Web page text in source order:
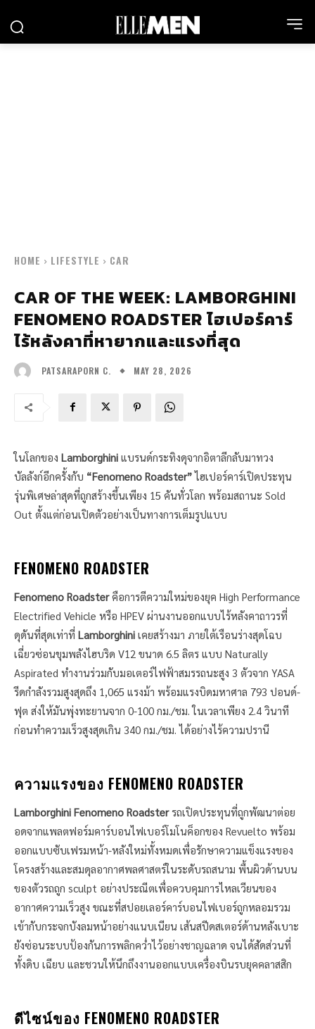
HOME LIFESTYLE CAR
CAR OF THE WEEK: LAMBORGHINI
FENOMENO ROADSTER ไฮเปอร์คาร์
ไร้หลังคาที่หายากและแรงที่สุด
PATSARAPORN C. MAY 28, 2026
ในโลกของ Lamborghini แบรนด์กระทิงดุจากอิตาลีกลับมาทวง
บัลลังก์อีกครั้งกับ “Fenomeno Roadster”ไฮเปอร์คาร์เปิดประทุน
รุ่นพิเศษล่าสุดที่ถูกสร้างขึ้นเพียง 15 คันทั่วโลก พร้อมสถานะ Sold
Out ตั้งแต่ก่อนเปิดตัวอย่างเป็นทางการเต็มรูปแบบ
FENOMENO ROADSTER
Fenomeno Roadsterคือการตีความใหม่ของยุค High Performance
Electrified Vehicle หรือ HPEV ผ่านงานออกแบบไร้หลังคาถาวรที่
ดุดันที่สุดเท่าที่ Lamborghini เคยสร้างมา ภายใต้เรือนร่างสุดโฉบ
เฉี่ยวซ่อนขุมพลังไฮบริด V12 ขนาด 6.5 ลิตร แบบ Naturally
Aspirated ทำงานร่วมกับมอเตอร์ไฟฟ้าสมรรถนะสูง 3 ตัวจาก YASA
รีดกำลังรวมสูงสุดถึง 1,065 แรงม้า พร้อมแรงบิดมหาศาล 793 ปอนด์-
ฟุต ส่งให้มันพุ่งทะยานจาก 0-100 กม./ชม. ในเวลาเพียง 2.4 วินาที
ก่อนทำความเร็วสูงสุดเกิน 340 กม./ชม. ได้อย่างไร้ความปรานี
ความแรงของ FENOMENO ROADSTER
Lamborghini Fenomeno Roadster รถเปิดประทุนที่ถูกพัฒนาต่อย
อดจากแพลตฟอร์มคาร์บอนไฟเบอร์โมโนค็อกของ Revuelto พร้อม
ออกแบบซับเฟรมหน้า-หลังใหม่ทั้งหมดเพื่อรักษาความแข็งแรงของ
โครงสร้างและสมดุลอากาศพลศาสตร์ในระดับรถสนาม พื้นผิวด้านบน
ของตัวรถถูก sculpt อย่างประณีตเพื่อควบคุมการไหลเวียนของ
อากาศความเร็วสูง ขณะที่สปอยเลอร์คาร์บอนไฟเบอร์ถูกหลอมรวม
เข้ากับกระจกบังลมหน้าอย่างแนบเนียน เส้นสปีดสเตอร์ด้านหลังเบาะ
ยังซ่อนระบบป้องกันการพลิกคว่ำไว้อย่างชาญฉลาด จนได้สัดส่วนที่
ทั้งดิบ เฉียบ และชวนให้นึกถึงงานออกแบบเครื่องบินรบยุคคลาสสิก
ดีไซน์ของ FENOMENO ROADSTER